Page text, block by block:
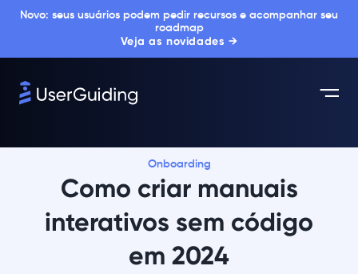
Novo: seus usuários podem pedir recursos e acompanhar seu
roadmap
Veja as novidades →
Onboarding
Como criar manuais
interativos sem código
em 2024